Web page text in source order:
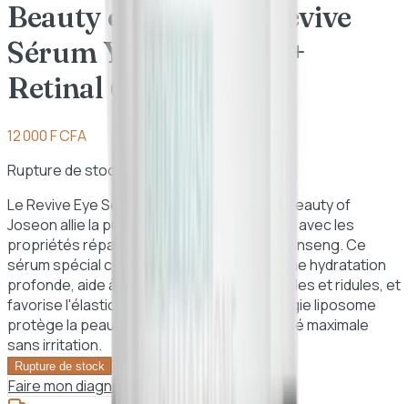
Beauty of Joseon – Revive
Sérum Yeux Ginseng +
Retinal (30 ml)
12 000 F CFA
Rupture de stock
Le Revive Eye Serum Ginseng + Retinal de Beauty of
Joseon allie la puissance anti-âge du retinal avec les
propriétés réparatrices et apaisantes du ginseng. Ce
sérum spécial contour des yeux apporte une hydratation
profonde, aide à réduire l'apparence des rides et ridules, et
favorise l'élasticité de la peau. Sa technologie liposome
protège la peau sensible pour une efficacité maximale
sans irritation.
Rupture de stock
Faire mon diagnostic peau